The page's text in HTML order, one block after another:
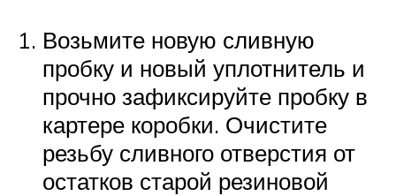
Возьмите новую сливную
пробку и новый уплотнитель и
прочно зафиксируйте пробку в
картере коробки. Очистите
резьбу сливного отверстия от
остатков старой резиновой